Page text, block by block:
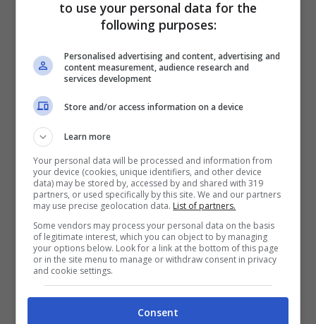
decisione prende in considerazione altri
fattori. Vedremo”.
Ciononostante anche il boss del team
campione del mondo in carica ha rivolto un
grande plauso al pilota britannico: “Alla
to use your personal data for the
following purposes:
Personalised advertising and content, advertising and
content measurement, audience research and
services development
Store and/or access information on a device
Learn more
Your personal data will be processed and information from
your device (cookies, unique identifiers, and other device
data) may be stored by, accessed by and shared with 319
partners, or used specifically by this site. We and our partners
may use precise geolocation data. List of partners.
Some vendors may process your personal data on the basis
of legitimate interest, which you can object to by managing
your options below. Look for a link at the bottom of this page
or in the site menu to manage or withdraw consent in privacy
and cookie settings.
Consent